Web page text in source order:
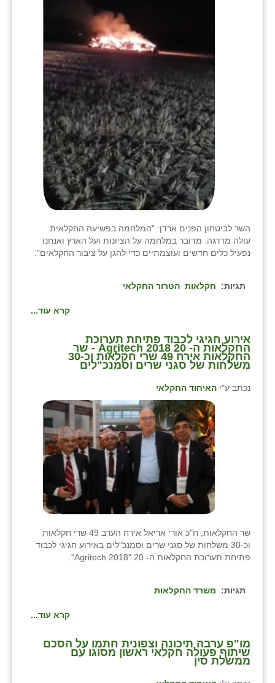
השר לביטחון הפנים ארדן: "המלחמה בפשיעה החקלאית
עולה מדרגה. מדובר במלחמה על הציונות ועל הארץ ואנחנו
נפעיל כלים חדשים ועוצמתיים כדי להגן על ציבור החקלאים".
תגיות: חקלאות הטרור החקלאי
קרא עוד...
⁨אירוע חגיגי לכבוד פתיחת תערוכת
החקלאות ה- 20 Agritech 2018 - שר
החקלאות אירח 49 שרי חקלאות וכ-30
משלחות של סגני שרים וסמנכ"לים ⁩
נכתב ע"י האיחוד החקלאי
שר החקלאות, ח"כ אורי אריאל אירח הערב 49 שרי חקלאות
וכ-30 משלחות של סגני שרים וסמנכ"לים באירוע חגיגי לכבוד
פתיחת תערוכת החקלאות ה- 20 "Agritech 2018".
תגיות: משרד החקלאות
קרא עוד...
מו"פ ערבה תיכונה וצפונית חתמו על הסכם
שיתוף פעולה חקלאי ראשון מסוגו עם
ממשלת סין